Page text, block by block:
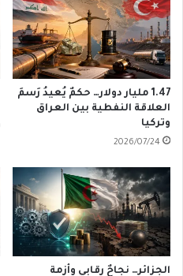
1.47 مليار دولار… حكمٌ يُعيدُ رَسمَ
العلاقة النفطية بين العراق
وتركيا
2026/07/24
الجزائر… نجاحٌ رقابي وأزمة